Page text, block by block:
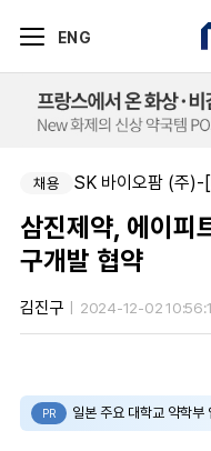
ENG
채용
삼진제약, 에이피
구개발 협약
김진구 2024-12-02
PR 일본 주요 대학교 약학부